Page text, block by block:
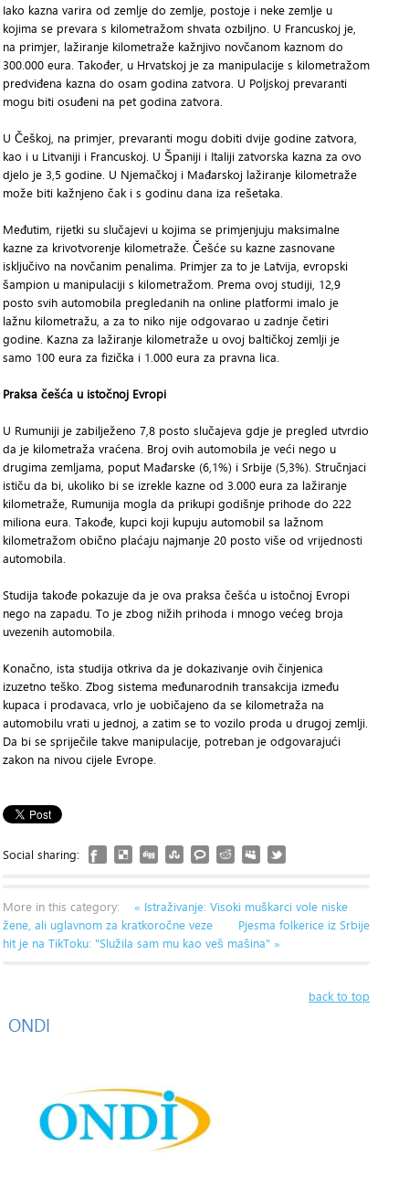
Iako kazna varira od zemlje do zemlje, postoje i neke zemlje u
kojima se prevara s kilometražom shvata ozbiljno. U Francuskoj je,
na primjer, lažiranje kilometraže kažnjivo novčanom kaznom do
300.000 eura. Također, u Hrvatskoj je za manipulacije s kilometražom
predviđena kazna do osam godina zatvora. U Poljskoj prevaranti
mogu biti osuđeni na pet godina zatvora.
U Češkoj, na primjer, prevaranti mogu dobiti dvije godine zatvora,
kao i u Litvaniji i Francuskoj. U Španiji i Italiji zatvorska kazna za ovo
djelo je 3,5 godine. U Njemačkoj i Mađarskoj lažiranje kilometraže
može biti kažnjeno čak i s godinu dana iza rešetaka.
Međutim, rijetki su slučajevi u kojima se primjenjuju maksimalne
kazne za krivotvorenje kilometraže. Češće su kazne zasnovane
isključivo na novčanim penalima. Primjer za to je Latvija, evropski
šampion u manipulaciji s kilometražom. Prema ovoj studiji, 12,9
posto svih automobila pregledanih na online platformi imalo je
lažnu kilometražu, a za to niko nije odgovarao u zadnje četiri
godine. Kazna za lažiranje kilometraže u ovoj baltičkoj zemlji je
samo 100 eura za fizička i 1.000 eura za pravna lica.
Praksa češća u istočnoj Evropi
U Rumuniji je zabilježeno 7,8 posto slučajeva gdje je pregled utvrdio
da je kilometraža vraćena. Broj ovih automobila je veći nego u
drugima zemljama, poput Mađarske (6,1%) i Srbije (5,3%). Stručnjaci
ističu da bi, ukoliko bi se izrekle kazne od 3.000 eura za lažiranje
kilometraže, Rumunija mogla da prikupi godišnje prihode do 222
miliona eura. Takođe, kupci koji kupuju automobil sa lažnom
kilometražom obično plaćaju najmanje 20 posto više od vrijednosti
automobila.
Studija takođe pokazuje da je ova praksa češća u istočnoj Evropi
nego na zapadu. To je zbog nižih prihoda i mnogo većeg broja
uvezenih automobila.
Konačno, ista studija otkriva da je dokazivanje ovih činjenica
izuzetno teško. Zbog sistema međunarodnih transakcija između
kupaca i prodavaca, vrlo je uobičajeno da se kilometraža na
automobilu vrati u jednoj, a zatim se to vozilo proda u drugoj zemlji.
Da bi se spriječile takve manipulacije, potreban je odgovarajući
zakon na nivou cijele Evrope.
Social sharing:
More in this category:
« Istraživanje: Visoki muškarci vole niske
žene, ali uglavnom za kratkoročne veze
Pjesma folkerice iz Srbije
hit je na TikToku: "Služila sam mu kao veš mašina" »
back to top
ONDI